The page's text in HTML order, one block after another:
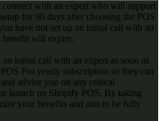
with an expert who will support
for 90 days after choosing the POS
have not set up an initial call with an
benefit will expire.
initial call with an expert as soon as
Pro yearly subscription so they can
and advise you on any critical
launch on Shopify POS. By taking
your benefits and aim to be fully